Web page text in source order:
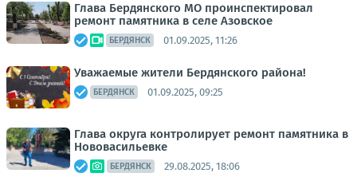
Глава Бердянского МО проинспектировал
ремонт памятника в селе Азовское
БЕРДЯНСК 01.09.2025, 11:26
Уважаемые жители Бердянского района!
БЕРДЯНСК 01.09.2025, 09:25
Глава округа контролирует ремонт памятника в
Нововасильевке
БЕРДЯНСК 29.08.2025, 18:06